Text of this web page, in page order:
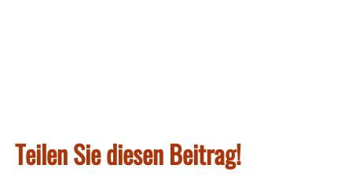
Teilen Sie diesen Beitrag!